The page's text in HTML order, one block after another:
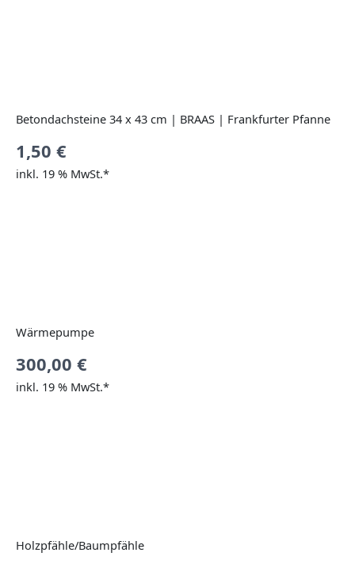
Betondachsteine 34 x 43 cm | BRAAS | Frankfurter Pfanne
1,50 €
inkl. 19 % MwSt.*
Wärmepumpe
300,00 €
inkl. 19 % MwSt.*
Holzpfähle/Baumpfähle